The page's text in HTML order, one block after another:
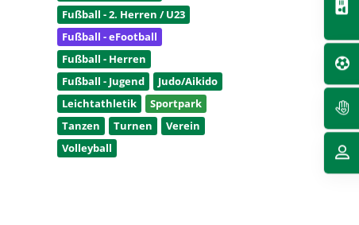
Fußball - 2. Herren / U23
Fußball - eFootball
Fußball - Herren
Fußball - Jugend
Judo/Aikido
Leichtathletik
Sportpark
Tanzen
Turnen
Verein
Volleyball